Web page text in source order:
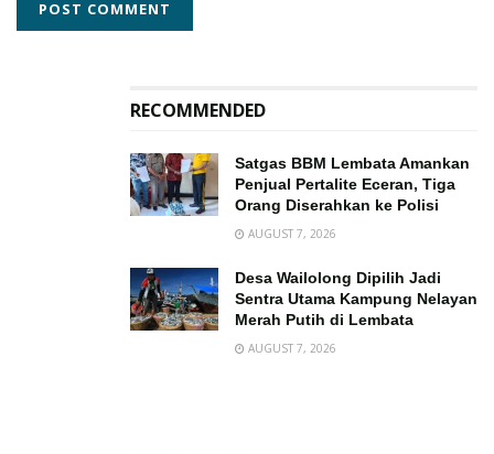
RECOMMENDED
Satgas BBM Lembata Amankan
Penjual Pertalite Eceran, Tiga
Orang Diserahkan ke Polisi
AUGUST 7, 2026
Desa Wailolong Dipilih Jadi
Sentra Utama Kampung Nelayan
Merah Putih di Lembata
AUGUST 7, 2026